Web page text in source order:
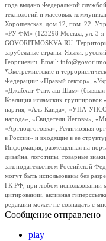
года выдано Федеральной
технологий и массовых
Хорошевская, дом 12, пом. 22.
«РУ ФМ» (123298 Москва, ул. 3-я
GOVORITMOSKVA.RU.
зарубежные страны. Языки:
Георгиевич. Email:
*Экстремистские и
Федерации: «Правый сектор»,
«Джабхат Фатх аш-Шам» (бывшая
Коалиция исламских
партия, «Аль-Каида», «УНА-
народа», «Свидетели Иеговы»,
«Артподготовка», Религиозная
в России» и входящие в ее
Информация, размещенная на
дизайна, логотипы, товарные
законодательством Российской
могут быть использованы без
ГК РФ, при любом использовании
цитировании, активная
редакции может не совпадать с
Сообщение отправлено
play